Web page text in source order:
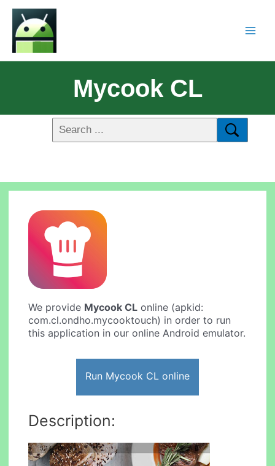
Mycook CL
We provide Mycook CL online (apkid:
com.cl.ondho.mycooktouch) in order to run
this application in our online Android emulator.
Run Mycook CL online
Description: